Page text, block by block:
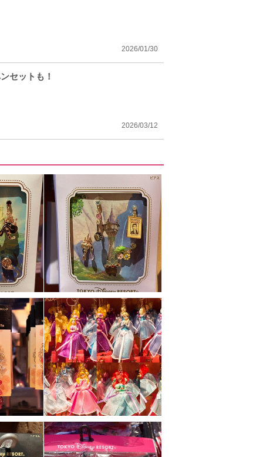
2026/01/30
セットも！
2026/03/12